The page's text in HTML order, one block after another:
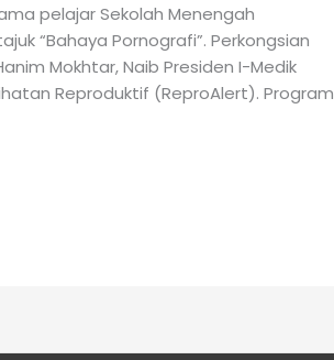
pelajar Sekolah Menengah
“Bahaya Pornografi”. Perkongsian
Mokhtar, Naib Presiden I-Medik
Reproduktif (ReproAlert). Program